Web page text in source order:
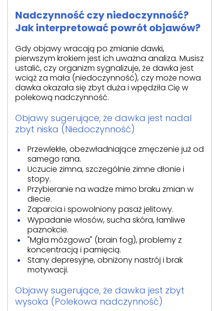
Nadczynność czy niedoczynność?
Jak interpretować powrót objawów?
Gdy objawy wracają po zmianie dawki,
pierwszym krokiem jest ich uważna analiza. Musisz
ustalić, czy organizm sygnalizuje, że dawka jest
wciąż za mała (niedoczynność), czy może nowa
dawka okazała się zbyt duża i wpędziła Cię w
polekową nadczynność.
Objawy sugerujące, że dawka jest nadal
zbyt niska (Niedoczynność)
Przewlekłe, obezwładniające zmęczenie już od
samego rana.
Uczucie zimna, szczególnie zimne dłonie i
stopy.
Przybieranie na wadze mimo braku zmian w
diecie.
Zaparcia i spowolniony pasaż jelitowy.
Wypadanie włosów, sucha skóra, łamliwe
paznokcie.
"Mgła mózgowa" (brain fog), problemy z
koncentracją i pamięcią.
Stany depresyjne, obniżony nastrój i brak
motywacji.
Objawy sugerujące, że dawka jest zbyt
wysoka (Polekowa nadczynność)